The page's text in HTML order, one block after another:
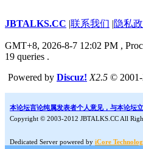
JBTALKS.CC |联系我们 |隐私
GMT+8, 2026-8-7 12:02 PM ,
19 queries .
Powered by Discuz! X2.5 © 2001-
本论坛言论纯属发表者个人意见，与本论坛
Copyright © 2003-2012 JBTALKS.CC All
Dedicated Server powered by iCore